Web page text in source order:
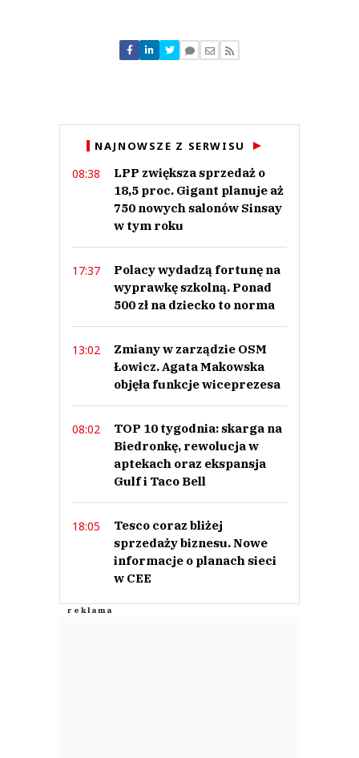
Nie znaleziono komentarzy
Zostaw swoje komentarze
NAJNOWSZE Z SERWISU
08:38
LPP zwiększa sprzedaż o
18,5 proc. Gigant planuje aż
750 nowych salonów Sinsay
w tym roku
17:37
Polacy wydadzą fortunę na
wyprawkę szkolną. Ponad
500 zł na dziecko to norma
13:02
Zmiany w zarządzie OSM
Łowicz. Agata Makowska
objęła funkcje wiceprezesa
08:02
TOP 10 tygodnia: skarga na
Biedronkę, rewolucja w
aptekach oraz ekspansja
Gulf i Taco Bell
18:05
Tesco coraz bliżej
sprzedaży biznesu. Nowe
informacje o planach sieci
w CEE